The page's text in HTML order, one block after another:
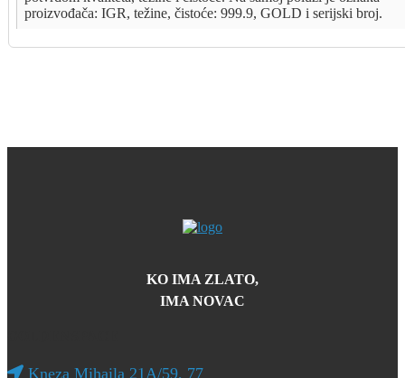
proizvođača: IGR, težine, čistoće: 999.9, GOLD i serijski broj.
KO IMA ZLATO,
IMA NOVAC
Kneza Mihaila 21A/59, 77